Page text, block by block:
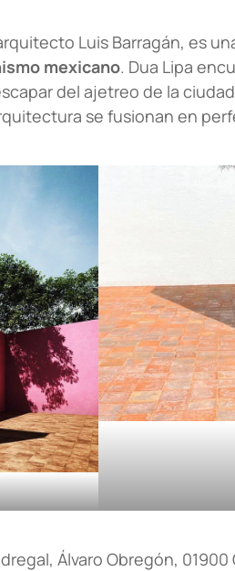
Luis Barragán, es
mexicano. Dua Lipa
del ajetreo de la
se fusionan en
Álvaro Obregón,